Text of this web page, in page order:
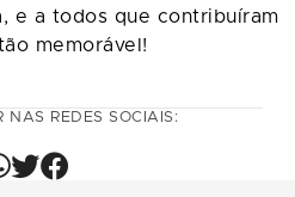
e a todos que contribuíram
memorável!
NAS REDES SOCIAIS: